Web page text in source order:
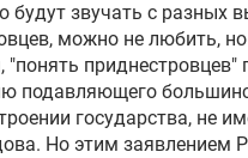
будут звучать с разных
можно не любить, но
"понять
подавляющего
государства, не
Но этим заявлением